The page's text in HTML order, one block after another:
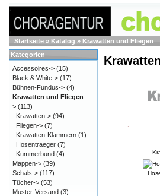
Startseite » Katalog » Krawatten und Fliegen
Kategorien
Accessoires-> (15)
Black & White-> (17)
Bühnen-Fundus-> (4)
Krawatten und Fliegen-
> (113)
Krawatten-> (94)
Fliegen-> (7)
Krawatten-Klammern (1)
Hosentraeger (7)
Kummerbund (4)
Mappen-> (39)
Schals-> (117)
Tücher-> (53)
Muster-Versand (3)